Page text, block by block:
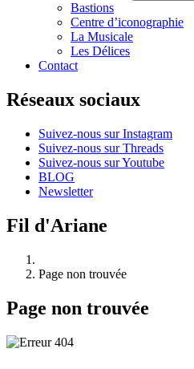
Bastions
Centre d’iconographie
La Musicale
Les Délices
Contact
Réseaux sociaux
Suivez-nous sur Instagram
Suivez-nous sur Threads
Suivez-nous sur Youtube
BLOG
Newsletter
Fil d'Ariane
Page non trouvée
Page non trouvée